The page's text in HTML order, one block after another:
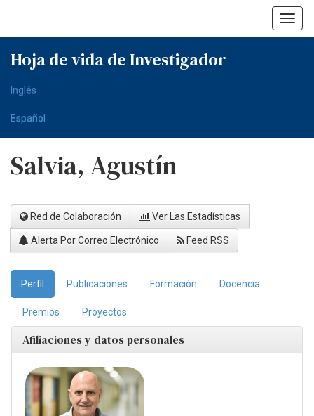
Hoja de vida de Investigador
Inglés
Español
Salvia, Agustín
Red de Colaboración Ver Las Estadísticas
Alerta Por Correo Electrónico Feed RSS
Perfil Publicaciones Formación Docencia
Premios Proyectos
Afiliaciones y datos personales